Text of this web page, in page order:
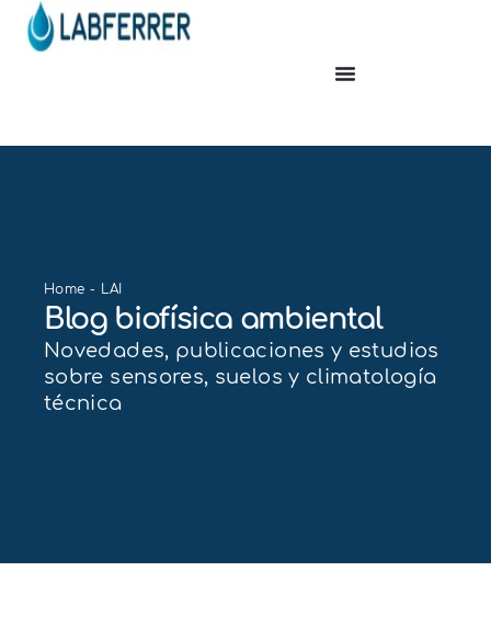
Home - LAI
Blog biofísica ambiental
Novedades, publicaciones y estudios
sobre sensores, suelos y climatología
técnica